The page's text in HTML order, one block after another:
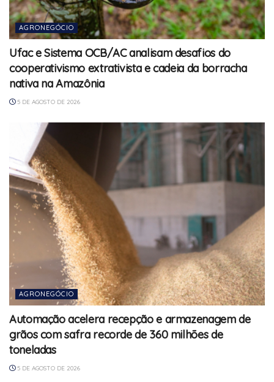
AGRONEGÓCIO
Ufac e Sistema OCB/AC analisam desafios do
cooperativismo extrativista e cadeia da borracha
nativa na Amazônia
5 DE AGOSTO DE 2026
AGRONEGÓCIO
Automação acelera recepção e armazenagem de
grãos com safra recorde de 360 milhões de
toneladas
5 DE AGOSTO DE 2026